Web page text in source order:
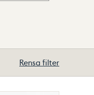
Rensa filter